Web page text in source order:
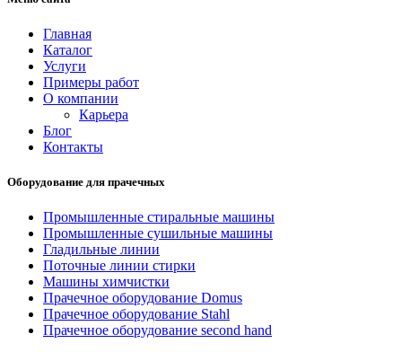
Главная
Каталог
Услуги
Примеры работ
О компании
Карьера
Блог
Контакты
Оборудование для прачечных
Промышленные стиральные машины
Промышленные сушильные машины
Гладильные линии
Поточные линии стирки
Машины химчистки
Прачечное оборудование Domus
Прачечное оборудование Stahl
Прачечное оборудование second hand